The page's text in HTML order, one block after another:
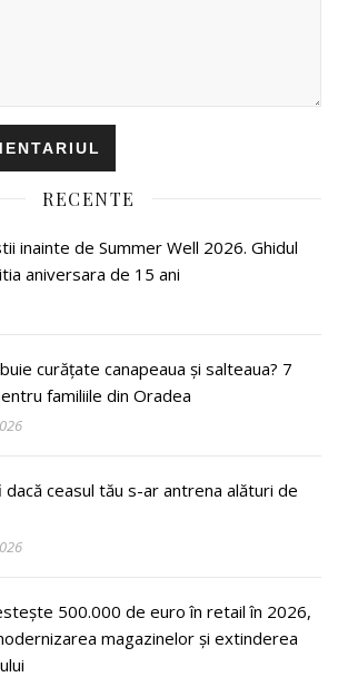
RECENTE
inainte de Summer Well 2026. Ghidul
aniversara de 15 ani
curățate canapeaua și salteaua? 7
familiile din Oradea
dacă ceasul tău s-ar antrena alături de
500.000 de euro în retail în 2026,
magazinelor și extinderea